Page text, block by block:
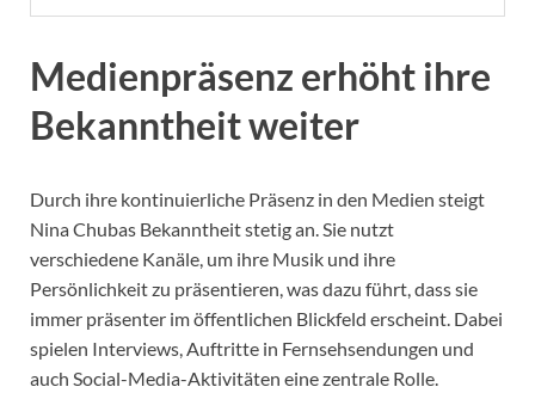
Medienpräsenz erhöht ihre
Bekanntheit weiter
Durch ihre kontinuierliche Präsenz in den Medien steigt
Nina Chubas Bekanntheit stetig an. Sie nutzt
verschiedene Kanäle, um ihre Musik und ihre
Persönlichkeit zu präsentieren, was dazu führt, dass sie
immer präsenter im öffentlichen Blickfeld erscheint. Dabei
spielen Interviews, Auftritte in Fernsehsendungen und
auch Social-Media-Aktivitäten eine zentrale Rolle.